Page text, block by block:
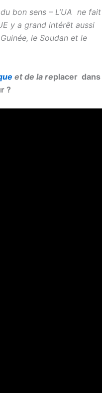
bon sens – L’UA ne fait
y a grand intérêt aussi
le Soudan et le
et de la replacer dans
?